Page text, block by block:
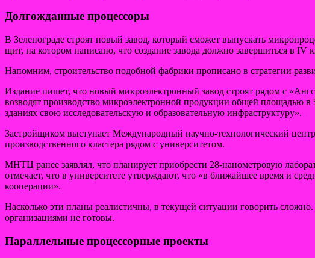
Долгожданные процессоры
В Зеленограде строят новый завод, который сможет выпускать
щит, на котором написано, что создание завода должно завершиться в IV
Напомним, строительство подобной фабрики прописано в стратегии
Издание пишет, что новый микроэлектронный завод строят рядом с
возводят производство микроэлектронной продукции общей
зданиях свою исследовательскую и образовательную инфраструктуру».
Застройщиком выступает Международный научно-технологический
производственного кластера рядом с университетом.
МНТЦ ранее заявлял, что планирует приобрести 28-нанометровую
отмечает, что в университете утверждают, что «в ближайшее время и
кооперации».
Насколько эти планы реалистичны, в текущей ситуации говорить
организациями не готовы.
Параллельные процессорные проекты